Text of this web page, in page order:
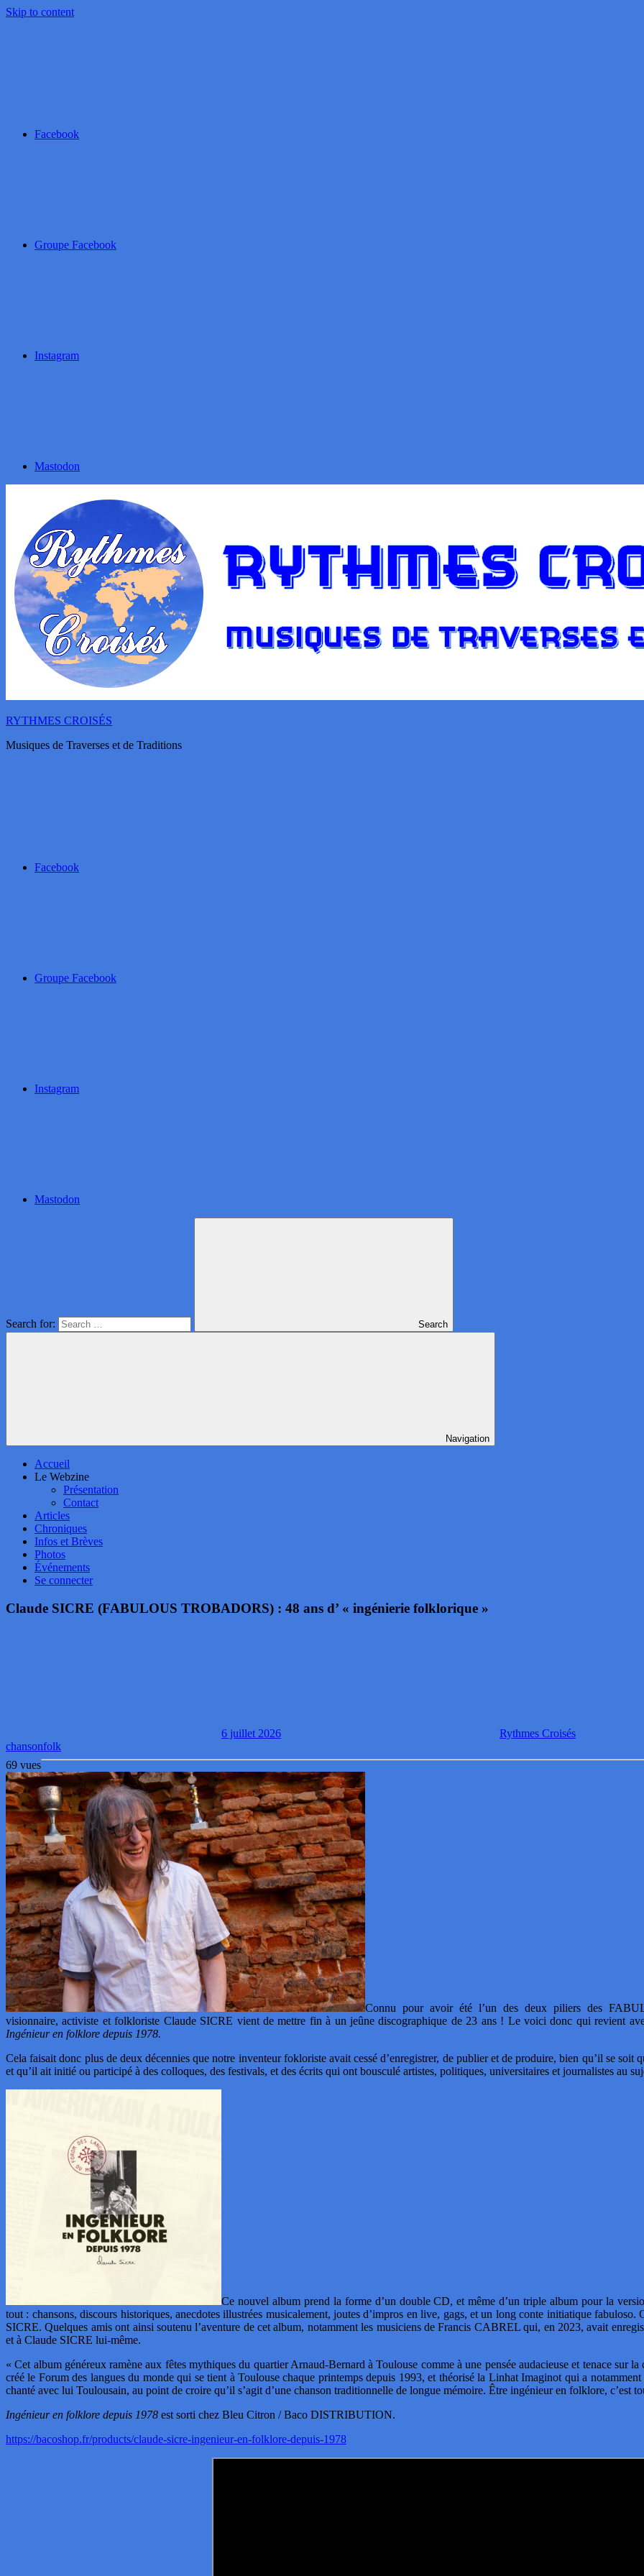
Skip to content
Facebook
Groupe Facebook
Instagram
Mastodon
RYTHMES CROISÉS
Musiques de Traverses et de Traditions
Facebook
Groupe Facebook
Instagram
Mastodon
Search for: Search
Navigation
Accueil
Le Webzine
Présentation
Contact
Articles
Chroniques
Infos et Brèves
Photos
Événements
Se connecter
Claude SICRE (FABULOUS TROBADORS) : 48 ans d’ « ingénierie folklorique »
6 juillet 2026 Rythmes Croisés
chansonfolk
69 vues
Connu pour avoir été l’un des deux piliers des
visionnaire, activiste et folkloriste Claude SICRE vient de mettre fin à un jeûne discographique de 23 ans ! Le voici donc qui revient
Ingénieur en folklore depuis 1978.
Cela faisait donc plus de deux décennies que notre inventeur fokloriste avait cessé d’enregistrer, de publier et de produire, bien qu’il se
et qu’il ait initié ou participé à des colloques, des festivals, et des écrits qui ont bousculé artistes, politiques, universitaires et journalistes au
Ce nouvel album prend la forme d’un double CD, et même d’un triple album pour la
tout : chansons, discours historiques, anecdotes illustrées musicalement, joutes d’impros en live, gags, et un long conte initiatique fabuloso.
SICRE. Quelques amis ont ainsi soutenu l’aventure de cet album, notamment les musiciens de Francis CABREL qui, en 2023, avait
et à Claude SICRE lui-même.
« Cet album généreux ramène aux fêtes mythiques du quartier Arnaud-Bernard à Toulouse comme à une pensée audacieuse et tenace sur
créé le Forum des langues du monde qui se tient à Toulouse chaque printemps depuis 1993, et théorisé la Linhat Imaginot qui a
chanté avec lui Toulousain, au point de croire qu’il s’agit d’une chanson traditionnelle de longue mémoire. Être ingénieur en folklore, c’est
Ingénieur en folklore depuis 1978 est sorti chez Bleu Citron / Baco DISTRIBUTION.
https://bacoshop.fr/products/claude-sicre-ingenieur-en-folklore-depuis-1978